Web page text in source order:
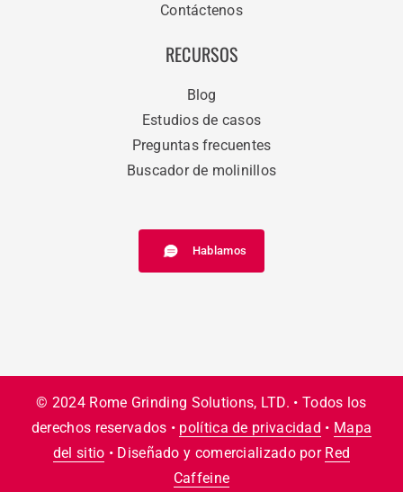
Contáctenos
RECURSOS
Blog
Estudios de casos
Preguntas frecuentes
Buscador de molinillos
Hablamos
© 2024 Rome Grinding Solutions, LTD. • Todos los
derechos reservados • política de privacidad • Mapa
del sitio • Diseñado y comercializado por Red
Caffeine